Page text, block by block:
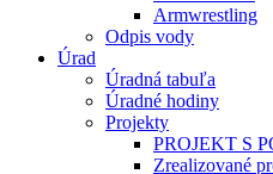
Armwrestling
Odpis vody
Úrad
Úradná tabuľa
Úradné hodiny
Projekty
PROJEKT S
Zrealizované